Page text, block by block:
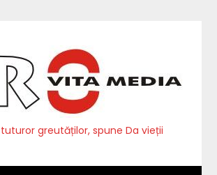
greutăților, spune Da vieții